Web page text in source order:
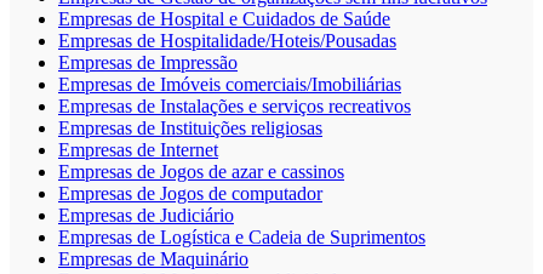
Empresas de Hospital e Cuidados de Saúde
Empresas de Hospitalidade/Hoteis/Pousadas
Empresas de Impressão
Empresas de Imóveis comerciais/Imobiliárias
Empresas de Instalações e serviços recreativos
Empresas de Instituições religiosas
Empresas de Internet
Empresas de Jogos de azar e cassinos
Empresas de Jogos de computador
Empresas de Judiciário
Empresas de Logística e Cadeia de Suprimentos
Empresas de Maquinário